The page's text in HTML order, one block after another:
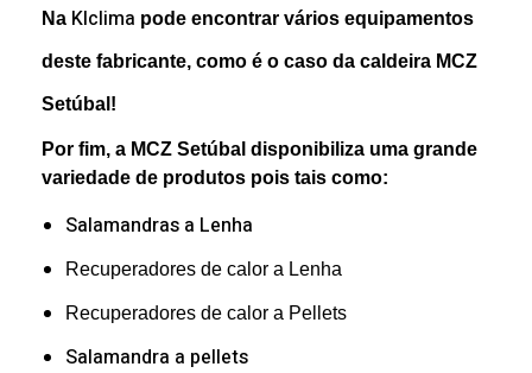
Na Klclima pode encontrar vários equipamentos
deste fabricante, como é o caso da caldeira MCZ
Setúbal!
Por fim, a MCZ Setúbal disponibiliza uma grande
variedade de produtos pois tais como:
Salamandras a Lenha
Recuperadores de calor a Lenha
Recuperadores de calor a Pellets
Salamandra a pellets